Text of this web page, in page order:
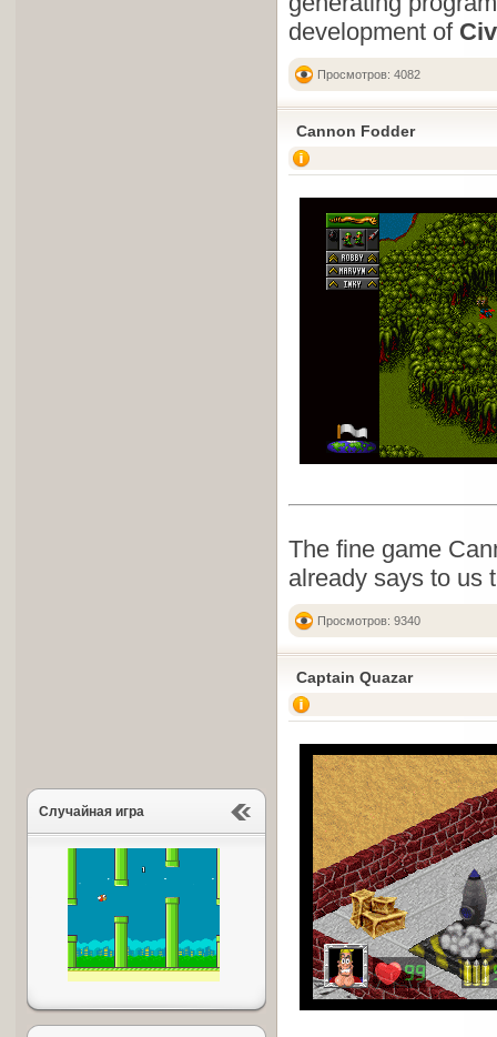
Случайная игра
development of
Просмотров: 4082
Cannon Fodder
The fine game
already says to us
Просмотров: 9340
Captain Quazar